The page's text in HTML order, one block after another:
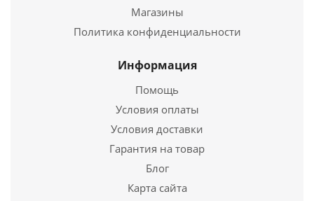
2 800руб.
Подробнее
Купить в 1 клик
Магазины
Политика конфиденциальности
Информация
Помощь
Условия оплаты
Условия доставки
Гарантия на товар
Блог
Карта сайта